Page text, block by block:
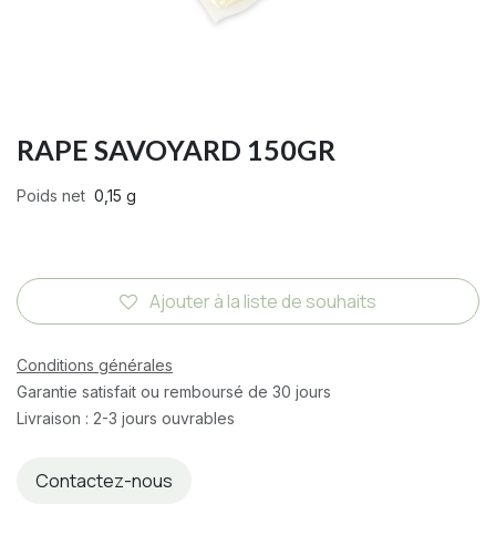
RAPE SAVOYARD 150GR
Poids net 0,15 g
Ajouter à la liste de souhaits
Conditions générales
Garantie satisfait ou remboursé de 30 jours
Livraison : 2-3 jours ouvrables
Contactez-nous